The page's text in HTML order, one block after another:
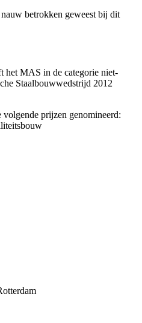
betrokken geweest bij dit
het MAS in de categorie niet-
Staalbouwwedstrijd 2012
prijzen genomineerd: